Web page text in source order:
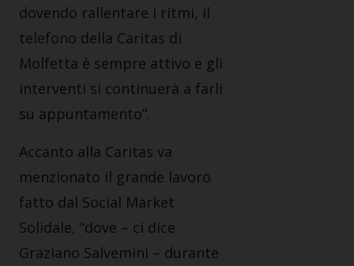
dovendo rallentare i ritmi, il
telefono della Caritas di
Molfetta è sempre attivo e gli
interventi si continuerà a farli
su appuntamento”.
Accanto alla Caritas va
menzionato il grande lavoro
fatto dal Social Market
Solidale, “dove – ci dice
Graziano Salvemini – durante